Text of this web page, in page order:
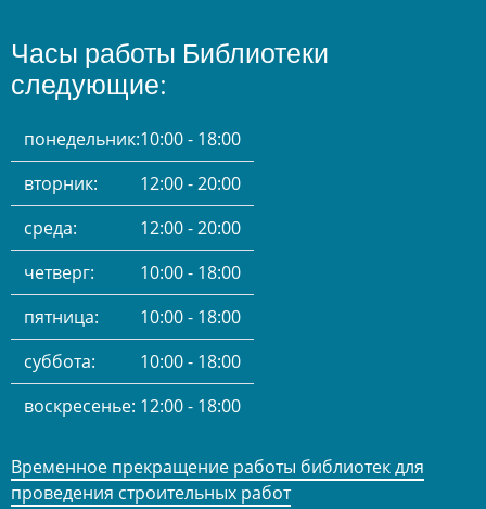
Часы работы Библиотеки
следующие:
понедельник:10:00 - 18:00
вторник:
12:00 - 20:00
среда:
12:00 - 20:00
четверг:
10:00 - 18:00
пятница:
10:00 - 18:00
суббота:
10:00 - 18:00
воскресенье: 12:00 - 18:00
Временное прекращение работы библиотек для
проведения строительных работ